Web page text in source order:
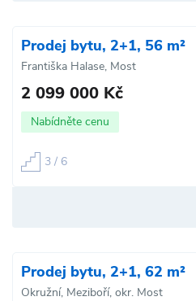
Prodej bytu, 2+1, 56 m²
Františka Halase, Most
2 099 000 Kč
Nabídněte cenu
3 / 6
Prodej bytu, 2+1, 62 m²
Okružní, Meziboří, okr. Most